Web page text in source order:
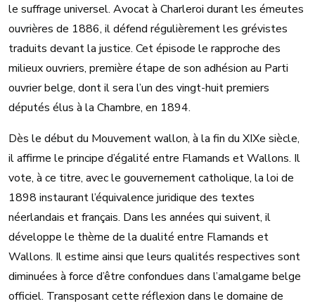
le suffrage universel. Avocat à Charleroi durant les émeutes
ouvrières de 1886, il défend régulièrement les grévistes
traduits devant la justice. Cet épisode le rapproche des
milieux ouvriers, première étape de son adhésion au Parti
ouvrier belge, dont il sera l’un des vingt-huit premiers
députés élus à la Chambre, en 1894.
Dès le début du Mouvement wallon, à la fin du XIXe siècle,
il affirme le principe d’égalité entre Flamands et Wallons. Il
vote, à ce titre, avec le gouvernement catholique, la loi de
1898 instaurant l’équivalence juridique des textes
néerlandais et français. Dans les années qui suivent, il
développe le thème de la dualité entre Flamands et
Wallons. Il estime ainsi que leurs qualités respectives sont
diminuées à force d’être confondues dans l’amalgame belge
officiel. Transposant cette réflexion dans le domaine de